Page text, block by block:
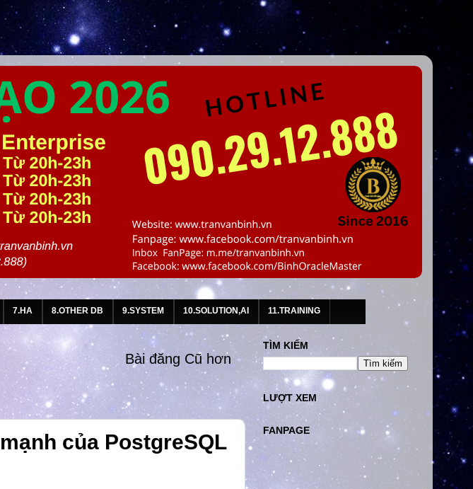
7.HA 8.OTHER DB 9.SYSTEM 10.SOLUTION,AI 11.TRAINING
Bài đăng Cũ hơn
của PostgreSQL
TÌM KIẾM
LƯỢT XEM
FANPAGE